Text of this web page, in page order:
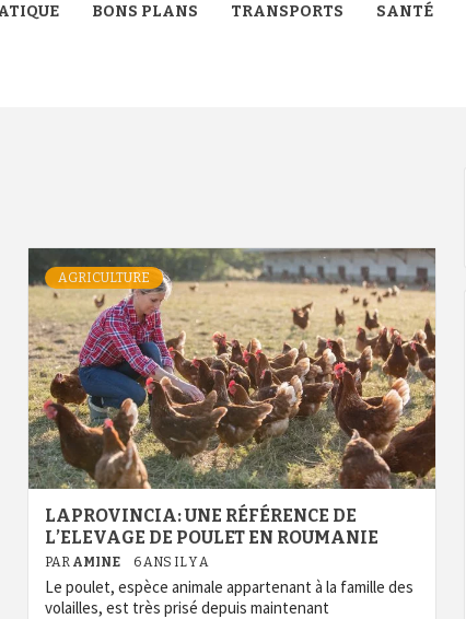
BONS PLANS TRANSPORTS SANTÉ
AGRICULTURE
LAPROVINCIA: UNE RÉFÉRENCE DE
L’ELEVAGE DE POULET EN ROUMANIE
PAR AMINE 6 ANS IL Y A
Le poulet, espèce animale appartenant à la famille des
volailles, est très prisé depuis maintenant